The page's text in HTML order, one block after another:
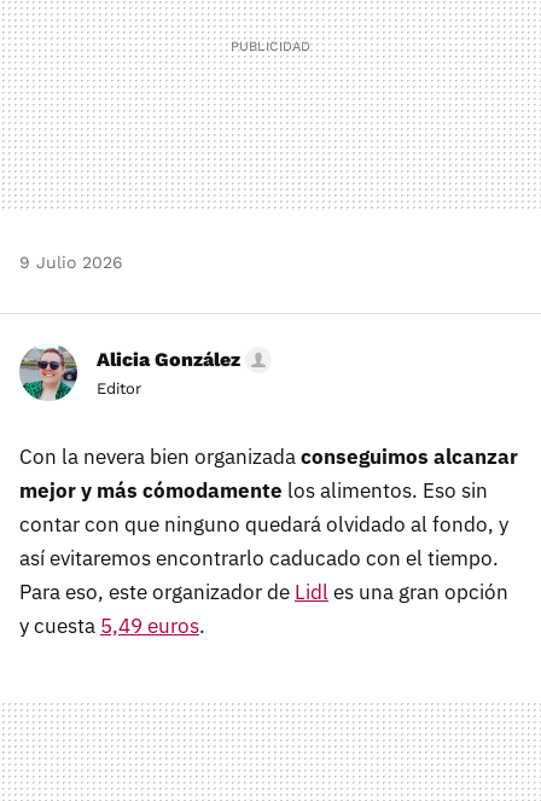
9 Julio 2026
Alicia González
Editor
Con la nevera bien organizadaconseguimos alcanzar
mejor y más cómodamente los alimentos. Eso sin
contar con que ninguno quedará olvidado al fondo, y
así evitaremos encontrarlo caducado con el tiempo.
Para eso, este organizador de Lidles una gran opción
y cuesta 5,49 euros.